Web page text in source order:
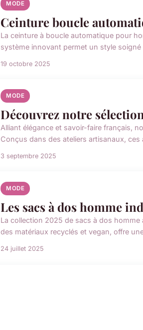
MODE
Ceinture boucle
La ceinture à boucle automatique pour
système innovant permet un style
19 octobre 2025
MODE
Découvrez notre
Alliant élégance et savoir-faire français,
Conçus dans des ateliers artisanaux,
3 septembre 2025
MODE
Les sacs à dos homme
La collection 2025 de sacs à dos
des matériaux recyclés et vegan, offre
24 juillet 2025